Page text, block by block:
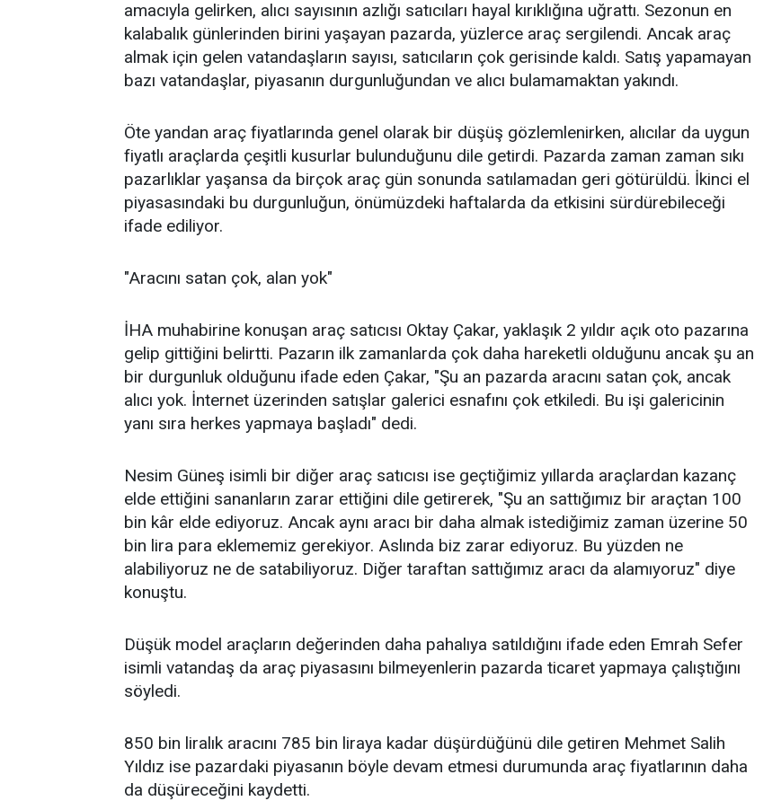
amacıyla gelirken, alıcı sayısının azlığı satıcıları hayal kırıklığına uğrattı. Sezonun en
kalabalık günlerinden birini yaşayan pazarda, yüzlerce araç sergilendi. Ancak araç
almak için gelen vatandaşların sayısı, satıcıların çok gerisinde kaldı. Satış yapamayan
bazı vatandaşlar, piyasanın durgunluğundan ve alıcı bulamamaktan yakındı.
Öte yandan araç fiyatlarında genel olarak bir düşüş gözlemlenirken, alıcılar da uygun
fiyatlı araçlarda çeşitli kusurlar bulunduğunu dile getirdi. Pazarda zaman zaman sıkı
pazarlıklar yaşansa da birçok araç gün sonunda satılamadan geri götürüldü. İkinci el
piyasasındaki bu durgunluğun, önümüzdeki haftalarda da etkisini sürdürebileceği
ifade ediliyor.
"Aracını satan çok, alan yok"
İHA muhabirine konuşan araç satıcısı Oktay Çakar, yaklaşık 2 yıldır açık oto pazarına
gelip gittiğini belirtti. Pazarın ilk zamanlarda çok daha hareketli olduğunu ancak şu an
bir durgunluk olduğunu ifade eden Çakar, "Şu an pazarda aracını satan çok, ancak
alıcı yok. İnternet üzerinden satışlar galerici esnafını çok etkiledi. Bu işi galericinin
yanı sıra herkes yapmaya başladı" dedi.
Nesim Güneş isimli bir diğer araç satıcısı ise geçtiğimiz yıllarda araçlardan kazanç
elde ettiğini sananların zarar ettiğini dile getirerek, "Şu an sattığımız bir araçtan 100
bin kâr elde ediyoruz. Ancak aynı aracı bir daha almak istediğimiz zaman üzerine 50
bin lira para eklememiz gerekiyor. Aslında biz zarar ediyoruz. Bu yüzden ne
alabiliyoruz ne de satabiliyoruz. Diğer taraftan sattığımız aracı da alamıyoruz" diye
konuştu.
Düşük model araçların değerinden daha pahalıya satıldığını ifade eden Emrah Sefer
isimli vatandaş da araç piyasasını bilmeyenlerin pazarda ticaret yapmaya çalıştığını
söyledi.
850 bin liralık aracını 785 bin liraya kadar düşürdüğünü dile getiren Mehmet Salih
Yıldız ise pazardaki piyasanın böyle devam etmesi durumunda araç fiyatlarının daha
da düşüreceğini kaydetti.